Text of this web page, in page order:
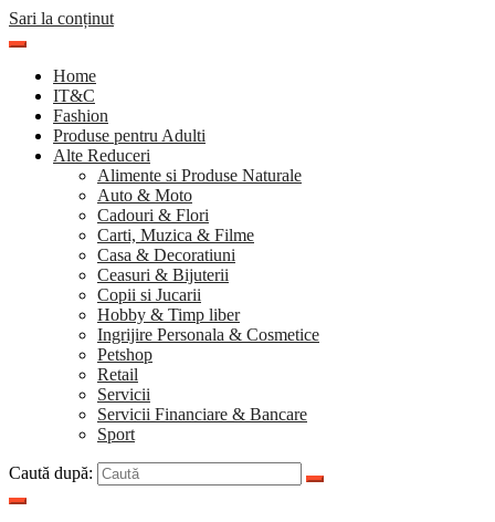
Sari la conținut
Home
IT&C
Fashion
Produse pentru Adulti
Alte Reduceri
Alimente si Produse Naturale
Auto & Moto
Cadouri & Flori
Carti, Muzica & Filme
Casa & Decoratiuni
Ceasuri & Bijuterii
Copii si Jucarii
Hobby & Timp liber
Ingrijire Personala & Cosmetice
Petshop
Retail
Servicii
Servicii Financiare & Bancare
Sport
Caută după: